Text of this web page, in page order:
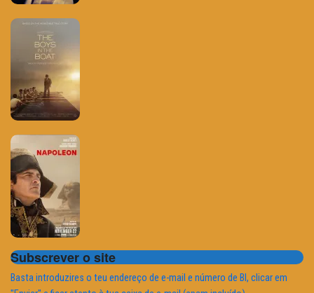
Subscrever o site
Basta introduzires o teu endereço de e-mail e número de BI, clicar em